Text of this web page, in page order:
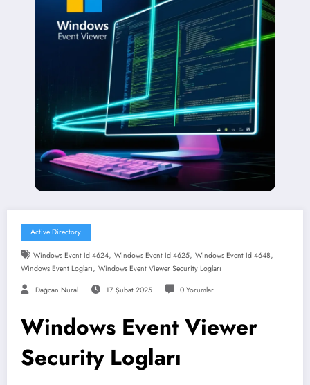
Active Directory
Windows Event Id 4624, Windows Event Id 4625, Windows Event Id 4648,
Windows Event Logları, Windows Event Viewer Security Logları
Dağcan Nural 17 Şubat 2025 0 Yorumlar
Windows Event Viewer
Security Logları